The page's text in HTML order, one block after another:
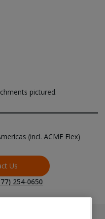
pictured.
(incl. ACME Flex)
Us
Us
254-0650